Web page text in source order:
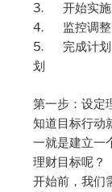
3. 开始实施
4. 监控调整
5. 完成计划
划
第一步：设定
知道目标行动
一就是建立一
理财目标呢？
开始前，我们